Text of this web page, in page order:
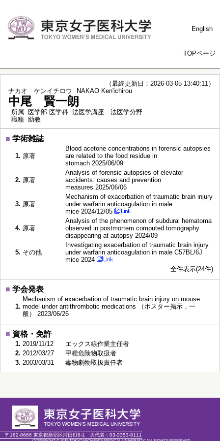
English
TOPページ
（最終更新日：2026-03-05 13:40:11）
ナカオ ケンイチロウ
NAKAO Ken'ichirou
中尾 賢一朗
所属 医学部 医学科 法医学講座 法医学分野
職種 助教
■ 学術雑誌
1. 原著
Blood acetone concentrations in forensic autopsies
are related to the food residue in
stomach 2025/06/09
2. 原著
Analysis of forensic autopsies of elevator
accidents: causes and prevention
measures 2025/06/06
3. 原著
Mechanism of exacerbation of traumatic brain injury
under warfarin anticoagulation in male
mice 2024/12/05
4. 原著
Analysis of the phenomenon of subdural hematoma
observed in postmortem computed tomography
disappearing at autopsy 2024/09
5. その他
Investigating exacerbation of traumatic brain injury
under warfarin anticoagulation in male C57BL/6J
mice 2024
全件表示(24件)
■ 学会発表
1.
Mechanism of exacerbation of traumatic brain injury on mouse
model under antithrombotic medications （ポスター掲示，一
般） 2023/06/26
■ 資格・免許
1. 2019/11/12
エックス線作業主任者
2. 2012/03/27
甲種危険物取扱者
3. 2003/03/31 毒物劇物取扱責任者
1. 2008/04～2011/10
専攻 博士課程修了 博士(医学)
〒162-8666 東京都新宿区河田町8-1 大代表： 03-3353-8111